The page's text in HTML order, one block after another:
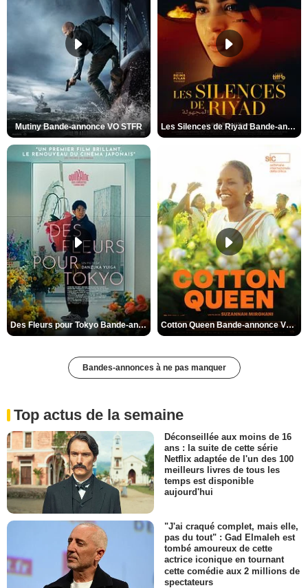
Mutiny Bande-annonce VO STFR Les Silences de Riyad Bande-annonce VO STFR
Des Fleurs pour Tokyo Bande-annonce VO STFR Cotton Queen Bande-annonce VO STFR
Bandes-annonces à ne pas manquer
Top actus de la semaine
Déconseillée aux moins de 16
ans : la suite de cette série
Netflix adaptée de l'un des 100
meilleurs livres de tous les
temps est disponible
aujourd'hui
"J'ai craqué complet, mais elle,
pas du tout" : Gad Elmaleh est
tombé amoureux de cette
actrice iconique en tournant
cette comédie aux 2 millions de
spectateurs